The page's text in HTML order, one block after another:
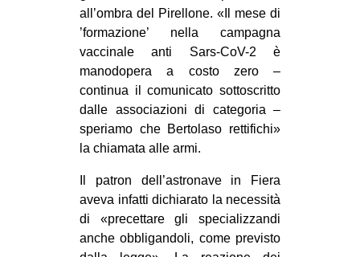
AMBIENTE
ANTIFASCISMO
DIRITTO ALL’ABITARE
GENERI
MIGRAZIONI
REPRESSIONE
STUDENTI
all’ombra del Pirellone. «Il mese di
’formazione’ nella campagna
vaccinale anti Sars-CoV-2 è
manodopera a costo zero –
continua il comunicato sottoscritto
dalle associazioni di categoria –
speriamo che Bertolaso rettifichi»
la chiamata alle armi.
Il patron dell’astronave in Fiera
aveva infatti dichiarato la necessità
di «precettare gli specializzandi
anche obbligandoli, come previsto